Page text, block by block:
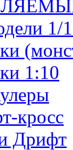
1/
1:10
кросс
Дрифт